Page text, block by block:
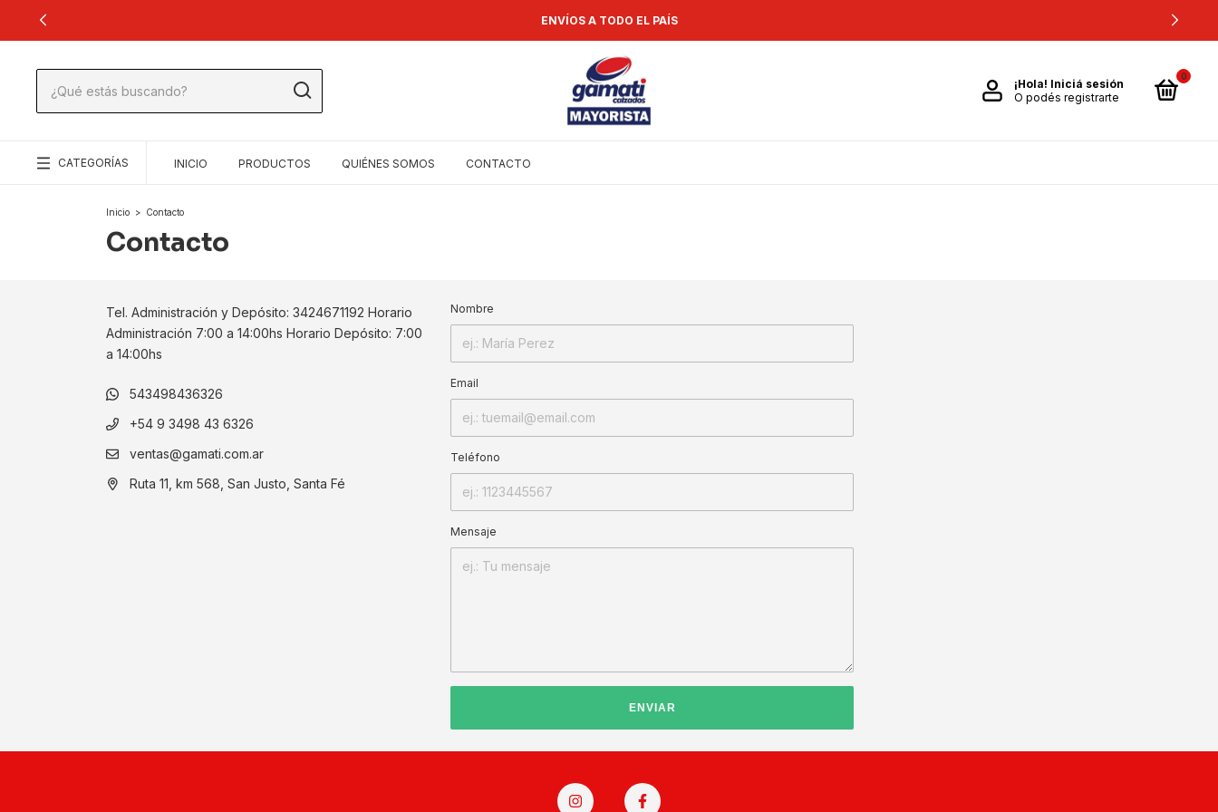
ENVÍOS A TODO EL PAÍS
¡Hola! Iniciá sesión
O podés registrarte
0
CATEGORÍAS INICIO PRODUCTOS QUIÉNES SOMOS CONTACTO
Inicio > Contacto
Contacto
Tel. Administración y Depósito: 3424671192 Horario
Administración 7:00 a 14:00hs Horario Depósito: 7:00
a 14:00hs
543498436326
+54 9 3498 43 6326
ventas@gamati.com.ar
Ruta 11, km 568, San Justo, Santa Fé
Nombre
Email
Teléfono
Mensaje
ENVIAR